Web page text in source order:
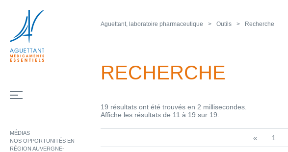
MÉDIAS
NOS OPPORTUNITÉS EN
RÉGION AUVERGNE-
Aguettant, laboratoire pharmaceutique Outils Recherche
RECHERCHE
19 résultats ont été trouvés en 2 millisecondes.
Affiche les résultats de 11 à 19 sur 19.
« 1